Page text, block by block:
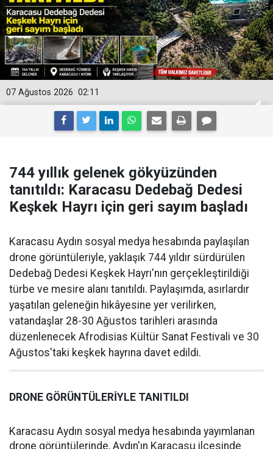
02:11
07 Ağustos 2026
744 yıllık gelenek gökyüzünden
tanıtıldı: Karacasu Dedebağ Dedesi
Keşkek Hayrı için geri sayım başladı
Karacasu Aydın sosyal medya hesabında paylaşılan
drone görüntüleriyle, yaklaşık 744 yıldır sürdürülen
Dedebağ Dedesi Keşkek Hayrı'nın gerçekleştirildiği
türbe ve mesire alanı tanıtıldı. Paylaşımda, asırlardır
yaşatılan geleneğin hikâyesine yer verilirken,
vatandaşlar 28-30 Ağustos tarihleri arasında
düzenlenecek Afrodisias Kültür Sanat Festivali ve 30
Ağustos'taki keşkek hayrına davet edildi.
DRONE GÖRÜNTÜLERİYLE TANITILDI
Karacasu Aydın sosyal medya hesabında yayımlanan
drone görüntülerinde, Aydın'ın Karacasu ilçesinde